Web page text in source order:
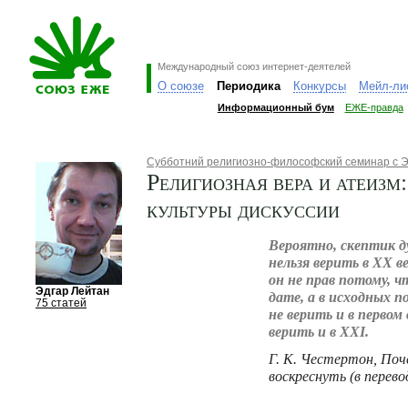
Международный союз интернет-деятелей
О союзе Периодика Конкурсы Мейл-
Информационный бум ЕЖЕ-правда
Эдгар Лейтан
75 статей
Субботний религиозно-философский семинар с
Религиозная вера и
культуры дискуссии
Вероятно, скептик
нельзя верить в XX
он не прав потому,
дате, а в исходных
не верить и в
верить и в XXI.
Г. К. Честертон,
воскреснуть (в